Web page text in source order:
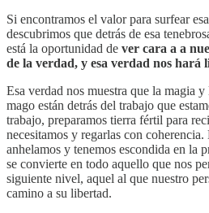
Si encontramos el valor para surfear
descubrimos que detrás de esa
está la oportunidad de ver cara a a
de la verdad, y esa verdad nos hará
Esa verdad nos muestra que la magia
mago están detrás del trabajo que
trabajo, preparamos tierra fértil para
necesitamos y regarlas con coherencia.
anhelamos y tenemos escondida en la
se convierte en todo aquello que nos
siguiente nivel, aquel al que nuestro
camino a su libertad.